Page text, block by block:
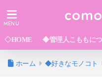
◇HOME ◆管理人こももに
ホーム ◆好きなモノコト